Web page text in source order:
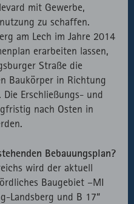
mit Gewerbe,
zu schaffen.
am Lech im Jahre 2014
erarbeiten lassen,
Straße die
Baukörper in Richtung
Erschließungs- und
nach Osten in
Bebauungsplan?
wird der aktuell
Baugebiet –MI
Landsberg und B 17“